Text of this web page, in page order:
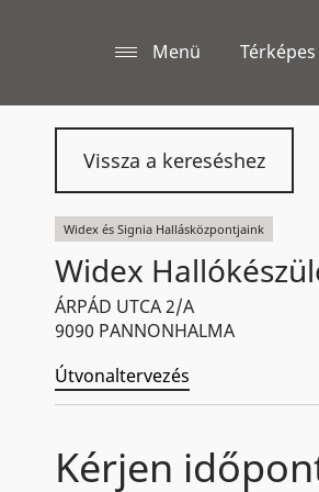
Menü
Vissza a kereséshez
Widex és Signia Hallásközpontjaink
Widex
ÁRPÁD UTCA 2/A
9090 PANNONHALMA
Útvonaltervezés
Kérjen